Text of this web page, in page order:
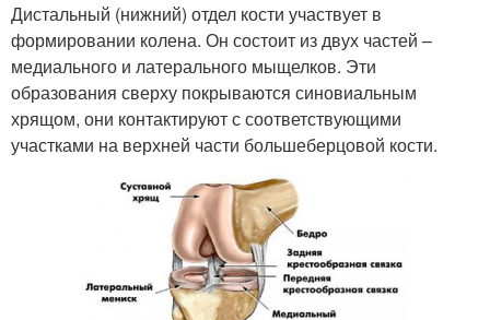
Дистальный (нижний) отдел кости участвует в
формировании колена. Он состоит из двух частей –
медиального и латерального мыщелков. Эти
образования сверху покрываются синовиальным
хрящом, они контактируют с соответствующими
участками на верхней части большеберцовой кости.